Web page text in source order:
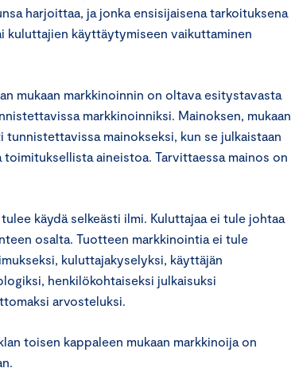
harjoittaa, ja jonka ensisijaisena tarkoituksena
kuluttajien käyttäytymiseen vaikuttaminen
mukaan markkinoinnin on oltava esitystavasta
markkinoinniksi. Mainoksen, mukaan
tunnistettavissa mainokseksi, kun se julkaistaan
aineistoa. Tarvittaessa mainos on
käydä selkeästi ilmi. Kuluttajaa ei tule johtaa
osalta. Tuotteen markkinointia ei tule
kuluttajakyselyksi, käyttäjän
henkilökohtaiseksi julkaisuksi
arvosteluksi.
toisen kappaleen mukaan markkinoija on